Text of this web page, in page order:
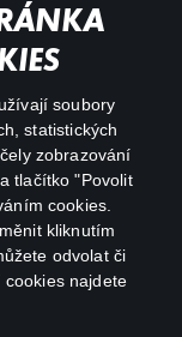
soubory
statistických
zobrazování
tlačítko "Povolit
cookies.
kliknutím
odvolat či
najdete